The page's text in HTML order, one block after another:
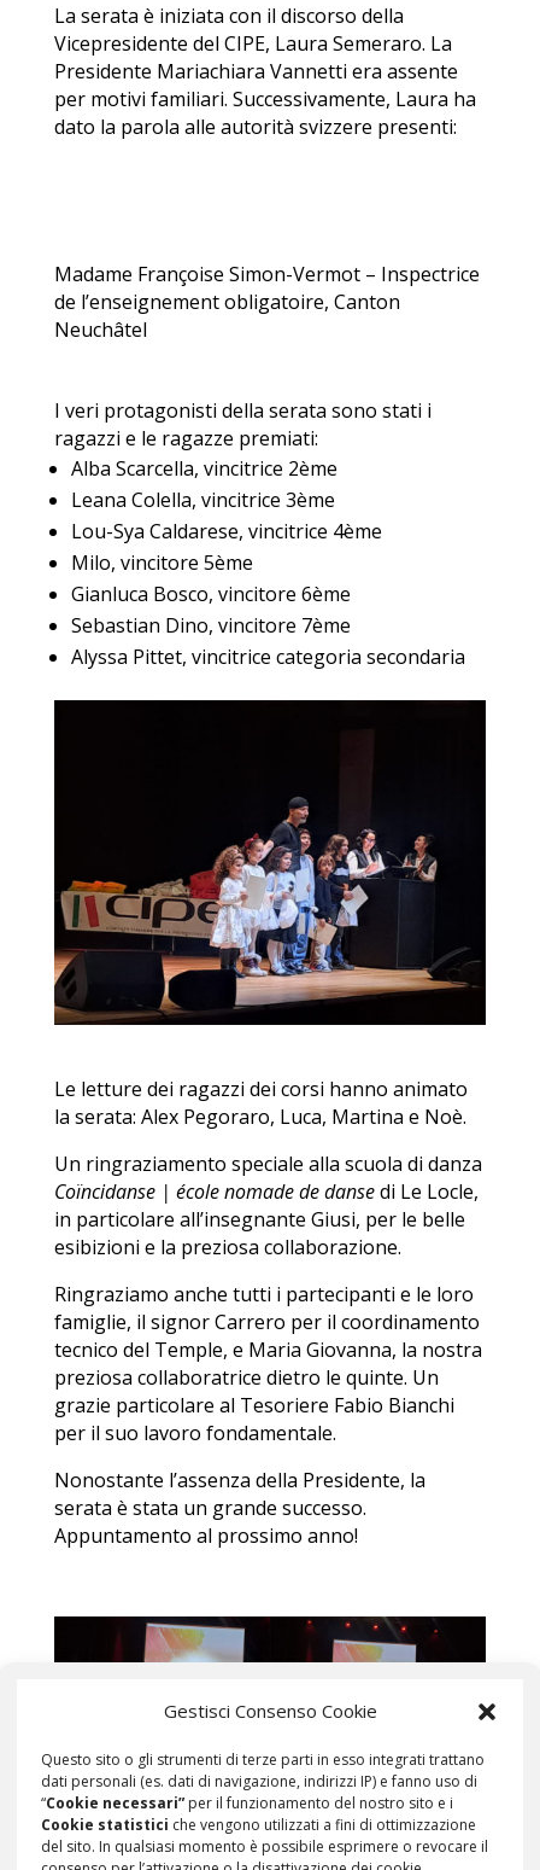
Gestisci Consenso Cookie
Questo sito o gli strumenti di terze parti in esso integrati trattano
dati personali (es. dati di navigazione, indirizzi IP) e fanno uso di
“Cookie necessari” per il funzionamento del nostro sito e i
Cookie statistici che vengono utilizzati a fini di ottimizzazione
del sito. In qualsiasi momento è possibile esprimere o revocare il
La serata è iniziata con il discorso della
Vicepresidente del CIPE, Laura Semeraro. La
Presidente Mariachiara Vannetti era assente
per motivi familiari. Successivamente, Laura ha
dato la parola alle autorità svizzere presenti:
Madame Françoise Simon-Vermot – Inspectrice
de l’enseignement obligatoire, Canton
Neuchâtel
I veri protagonisti della serata sono stati i
ragazzi e le ragazze premiati:
Alba Scarcella, vincitrice 2ème
Leana Colella, vincitrice 3ème
Lou-Sya Caldarese, vincitrice 4ème
Milo, vincitore 5ème
Gianluca Bosco, vincitore 6ème
Sebastian Dino, vincitore 7ème
Alyssa Pittet, vincitrice categoria secondaria
Le letture dei ragazzi dei corsi hanno animato
la serata: Alex Pegoraro, Luca, Martina e Noè.
Un ringraziamento speciale alla scuola di danza
Coïncidanse | école nomade de dansedi Le Locle,
in particolare all’insegnante Giusi, per le belle
esibizioni e la preziosa collaborazione.
Ringraziamo anche tutti i partecipanti e le loro
famiglie, il signor Carrero per il coordinamento
tecnico del Temple, e Maria Giovanna, la nostra
preziosa collaboratrice dietro le quinte. Un
grazie particolare al Tesoriere Fabio Bianchi
per il suo lavoro fondamentale.
Nonostante l’assenza della Presidente, la
serata è stata un grande successo.
Appuntamento al prossimo anno!